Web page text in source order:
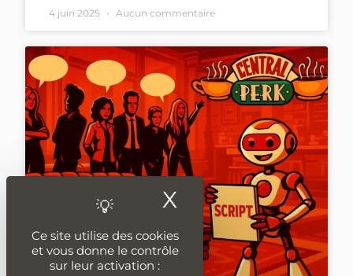
4 juin 2025 Aucun commentaire
Ce site utilise des cookies
et vous donne le contrôle
sur leur activation :
X Masquer le